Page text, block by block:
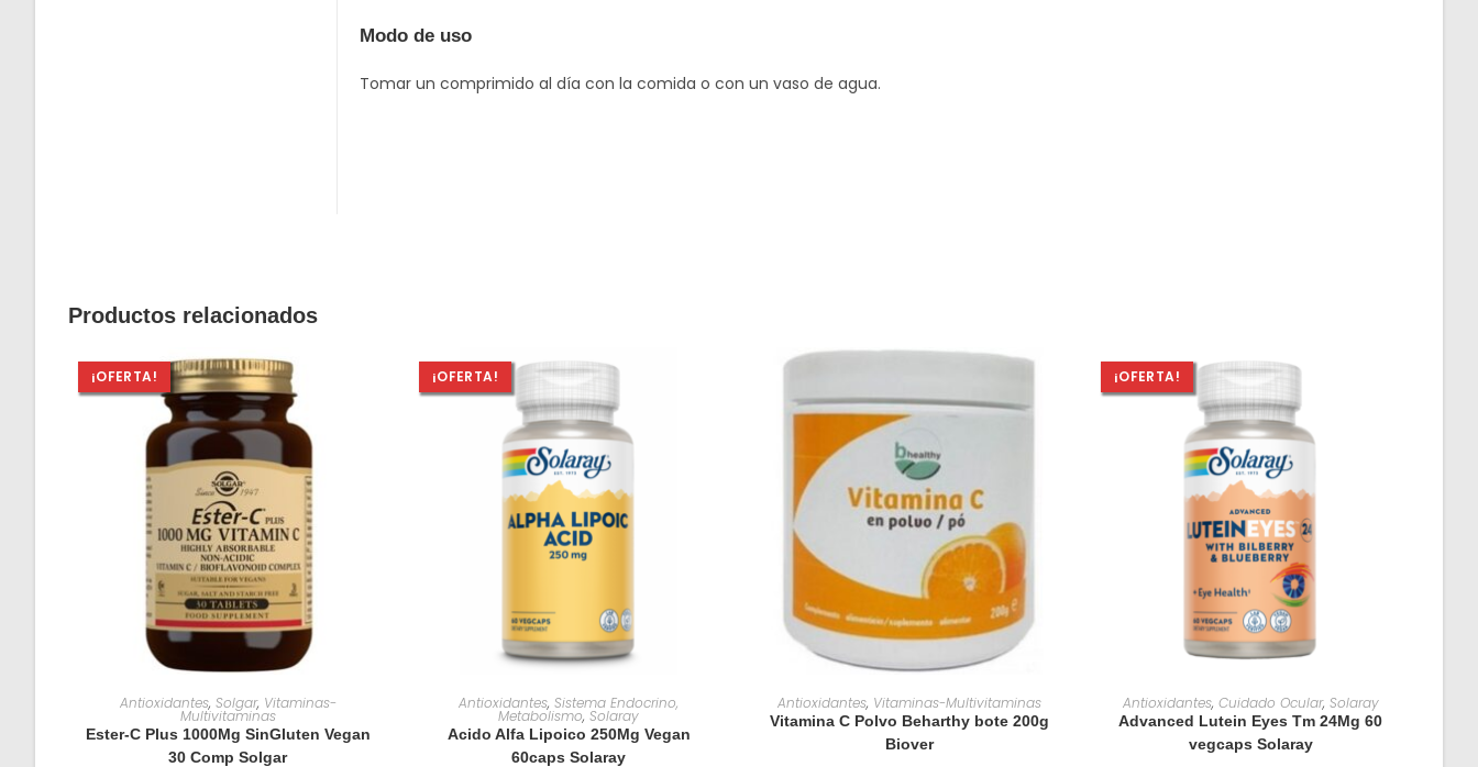
Modo de uso
Tomar un comprimido al día con la comida o con un vaso de agua.
Productos relacionados
¡OFERTA!
AÑADIR AL CARRITO
Antioxidantes, Solgar, Vitaminas-
Multivitaminas
Ester-C Plus 1000Mg SinGluten Vegan
30 Comp Solgar
¡OFERTA!
AÑADIR AL CARRITO
Antioxidantes, Sistema Endocrino,
Metabolismo, Solaray
Acido Alfa Lipoico 250Mg Vegan
60caps Solaray
AÑADIR AL CARRITO
Antioxidantes, Vitaminas-Multivitaminas
Vitamina C Polvo Beharthy bote 200g
Biover
¡OFERTA!
AÑADIR AL CARRITO
Antioxidantes, Cuidado Ocular, Solaray
Advanced Lutein Eyes Tm 24Mg 60
vegcaps Solaray